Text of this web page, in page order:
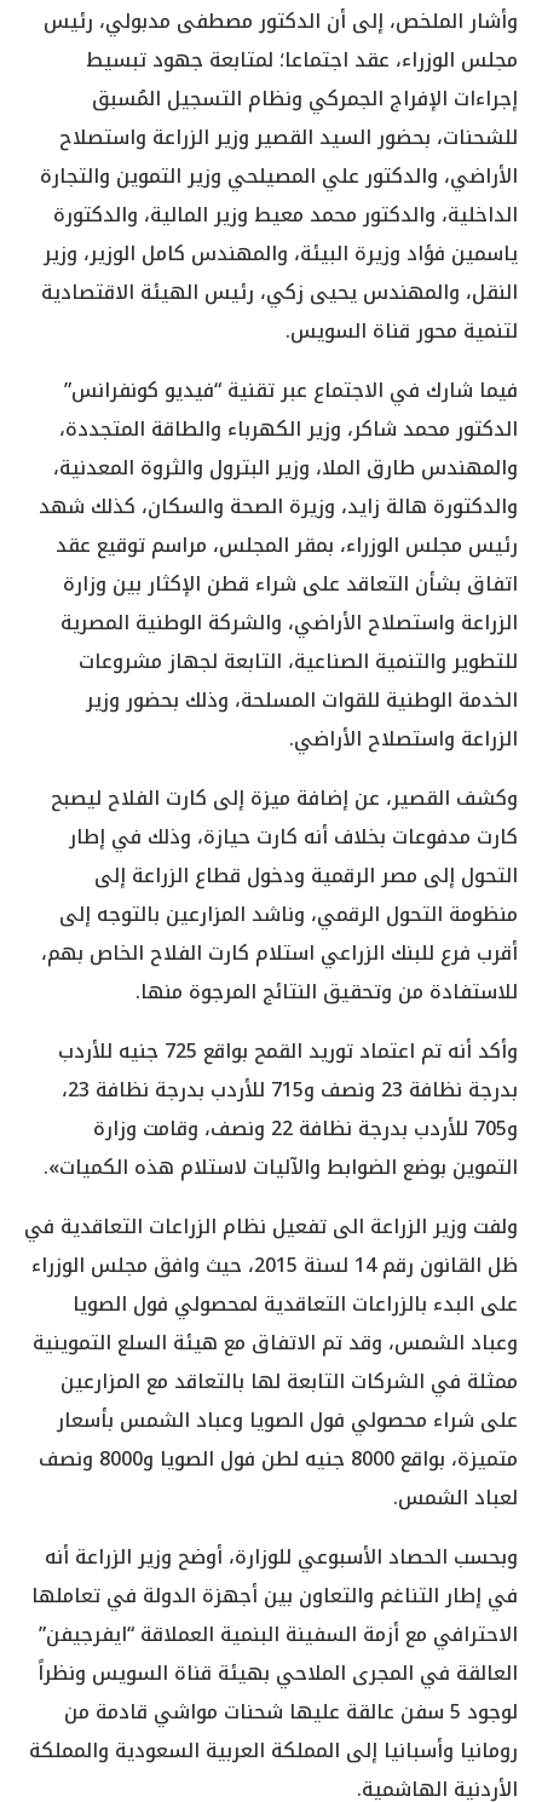
وأشار الملخص، إلى أن الدكتور مصطفى مدبولي، رئيس
مجلس الوزراء، عقد اجتماعا؛ لمتابعة جهود تبسيط
إجراءات الإفراج الجمركي ونظام التسجيل المُسبق
للشحنات، بحضور السيد القصير وزير الزراعة واستصلاح
الأراضي، والدكتور علي المصيلحي وزير التموين والتجارة
الداخلية، والدكتور محمد معيط وزير المالية، والدكتورة
ياسمين فؤاد وزيرة البيئة، والمهندس كامل الوزير، وزير
النقل، والمهندس يحيى زكي، رئيس الهيئة الاقتصادية
لتنمية محور قناة السويس.
فيما شارك في الاجتماع عبر تقنية “فيديو كونفرانس”
الدكتور محمد شاكر، وزير الكهرباء والطاقة المتجددة،
والمهندس طارق الملا، وزير البترول والثروة المعدنية،
والدكتورة هالة زايد، وزيرة الصحة والسكان، كذلك شهد
رئيس مجلس الوزراء، بمقر المجلس، مراسم توقيع عقد
اتفاق بشأن التعاقد على شراء قطن الإكثار بين وزارة
الزراعة واستصلاح الأراضي، والشركة الوطنية المصرية
للتطوير والتنمية الصناعية، التابعة لجهاز مشروعات
الخدمة الوطنية للقوات المسلحة، وذلك بحضور وزير
الزراعة واستصلاح الأراضي.
وكشف القصير، عن إضافة ميزة إلى كارت الفلاح ليصبح
كارت مدفوعات بخلاف أنه كارت حيازة، وذلك في إطار
التحول إلى مصر الرقمية ودخول قطاع الزراعة إلى
منظومة التحول الرقمي، وناشد المزارعين بالتوجه إلى
أقرب فرع للبنك الزراعي استلام كارت الفلاح الخاص بهم،
للاستفادة من وتحقيق النتائج المرجوة منها.
وأكد أنه تم اعتماد توريد القمح بواقع 725 جنيه للأردب
بدرجة نظافة 23 ونصف و715 للأردب بدرجة نظافة 23،
و705 للأردب بدرجة نظافة 22 ونصف، وقامت وزارة
التموين بوضع الضوابط والآليات لاستلام هذه الكميات».
ولفت وزير الزراعة الى تفعيل نظام الزراعات التعاقدية في
ظل القانون رقم 14 لسنة 2015، حيث وافق مجلس الوزراء
على البدء بالزراعات التعاقدية لمحصولي فول الصويا
وعباد الشمس، وقد تم الاتفاق مع هيئة السلع التموينية
ممثلة في الشركات التابعة لها بالتعاقد مع المزارعين
على شراء محصولي فول الصويا وعباد الشمس بأسعار
متميزة، بواقع 8000 جنيه لطن فول الصويا و8000 ونصف
لعباد الشمس.
وبحسب الحصاد الأسبوعي للوزارة، أوضح وزير الزراعة أنه
في إطار التناغم والتعاون بين أجهزة الدولة في تعاملها
الاحترافي مع أزمة السفينة البنمية العملاقة “ايفرجيفن”
العالقة في المجرى الملاحي بهيئة قناة السويس ونظراً
لوجود 5 سفن عالقة عليها شحنات مواشي قادمة من
رومانيا وأسبانيا إلى المملكة العربية السعودية والمملكة
الأردنية الهاشمية.